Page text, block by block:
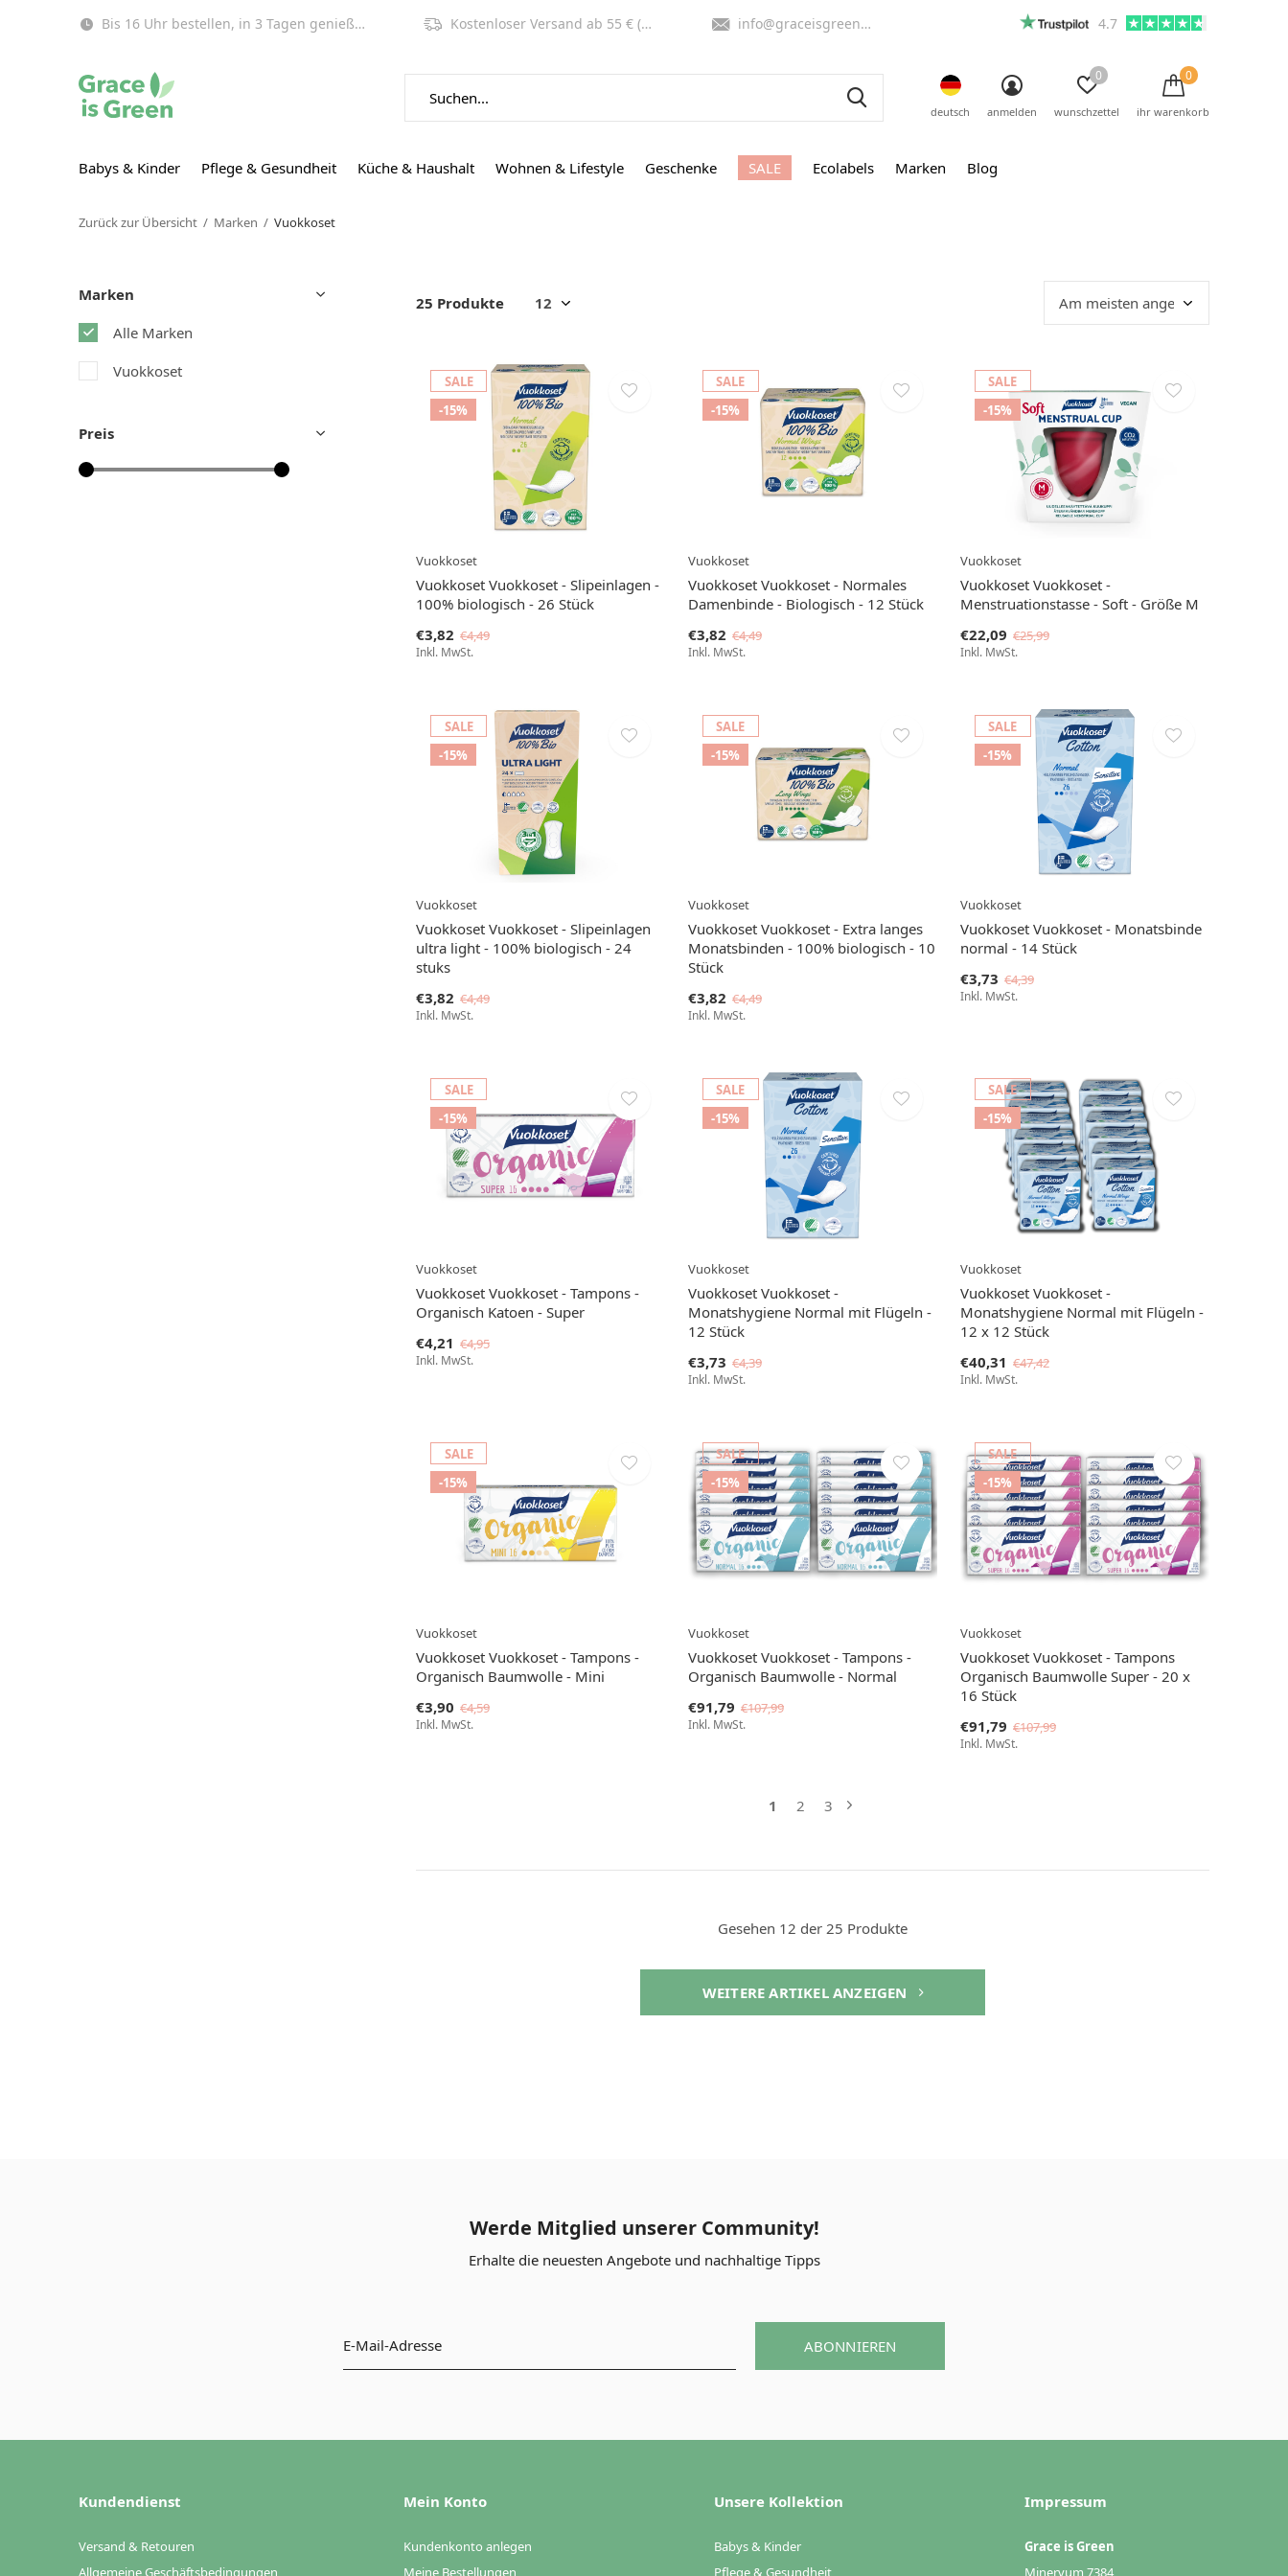
Babys & Kinder Pflege & Gesundheit Küche & Haushalt Wohnen & Lifestyle Geschenke SALE Ecolabels Marken Blog
deutsch anmelden wunschzettel
0
ihr warenkorb
0
Bis 16 Uhr bestellen, in 3 Tagen genießen (EU)! Kostenloser Versand ab 55 € (NL, BE) info@graceisgreen.com 4.7
Zurück zur Übersicht Marken Vuokkoset
25 Produkte
SALE
-15%
Vuokkoset
Vuokkoset Vuokkoset - Slipeinlagen -
100% biologisch - 26 Stück
€3,82 €4,49
Inkl. MwSt.
SALE
-15%
Vuokkoset
Vuokkoset Vuokkoset - Normales
Damenbinde - Biologisch - 12 Stück
€3,82 €4,49
Inkl. MwSt.
SALE
-15%
Vuokkoset
Vuokkoset Vuokkoset -
Menstruationstasse - Soft - Größe M
€22,09 €25,99
Inkl. MwSt.
SALE
-15%
Vuokkoset
Vuokkoset Vuokkoset - Slipeinlagen
ultra light - 100% biologisch - 24
stuks
€3,82 €4,49
Inkl. MwSt.
SALE
-15%
Vuokkoset
Vuokkoset Vuokkoset - Extra langes
Monatsbinden - 100% biologisch - 10
Stück
€3,82 €4,49
Inkl. MwSt.
SALE
-15%
Vuokkoset
Vuokkoset Vuokkoset - Monatsbinde
normal - 14 Stück
€3,73 €4,39
Inkl. MwSt.
SALE
-15%
Vuokkoset
Vuokkoset Vuokkoset - Tampons -
Organisch Katoen - Super
€4,21 €4,95
Inkl. MwSt.
SALE
-15%
Vuokkoset
Vuokkoset Vuokkoset -
Monatshygiene Normal mit Flügeln -
12 Stück
€3,73 €4,39
Inkl. MwSt.
SALE
-15%
Vuokkoset
Vuokkoset Vuokkoset -
Monatshygiene Normal mit Flügeln -
12 x 12 Stück
€40,31 €47,42
Inkl. MwSt.
SALE
-15%
Vuokkoset
Vuokkoset Vuokkoset - Tampons -
Organisch Baumwolle - Mini
€3,90 €4,59
Inkl. MwSt.
SALE
-15%
Vuokkoset
Vuokkoset Vuokkoset - Tampons -
Organisch Baumwolle - Normal
€91,79 €107,99
Inkl. MwSt.
SALE
-15%
Vuokkoset
Vuokkoset Vuokkoset - Tampons
Organisch Baumwolle Super - 20 x
16 Stück
€91,79 €107,99
Inkl. MwSt.
1 2 3
Gesehen 12 der 25 Produkte
WEITERE ARTIKEL ANZEIGEN
Marken
Alle Marken
Vuokkoset
Preis
Werde Mitglied unserer Community!
Erhalte die neuesten Angebote und nachhaltige Tipps
ABONNIEREN
Kundendienst
Versand & Retouren
Allgemeine Geschäftsbedingungen
Mein Konto
Kundenkonto anlegen
Meine Bestellungen
Unsere Kollektion
Babys & Kinder
Pflege & Gesundheit
Impressum
Grace is Green
Minervum 7384